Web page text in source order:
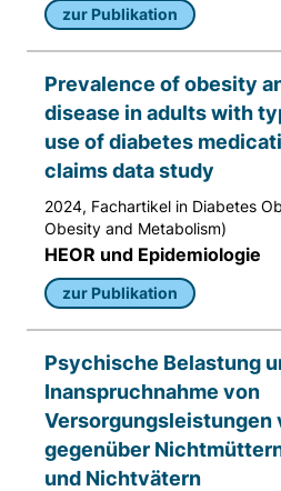
zur Publikation
Prevalence of obesity
disease in adults with
use of diabetes
claims data study
2024, Fachartikel in Diabetes
Obesity and Metabolism)
HEOR und Epidemiologie
zur Publikation
Psychische Belastung
Inanspruchnahme von
Versorgungsleistungen
gegenüber
und Nichtvätern